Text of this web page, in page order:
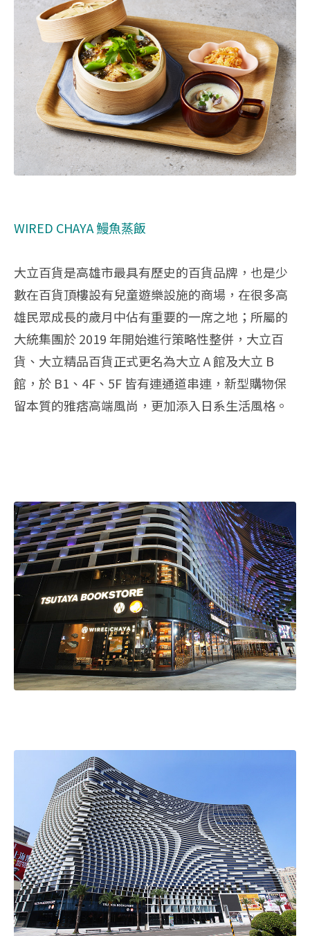
WIRED CHAYA 鰻魚蒸飯
大立百貨是高雄市最具有歷史的百貨品牌，也是少
數在百貨頂樓設有兒童遊樂設施的商場，在很多高
雄民眾成長的歲月中佔有重要的一席之地；所屬的
大統集團於 2019 年開始進行策略性整併，大立百
貨、大立精品百貨正式更名為大立 A 館及大立 B
館，於 B1、4F、5F 皆有連通道串連，新型購物保
留本質的雅痞高端風尚，更加添入日系生活風格。